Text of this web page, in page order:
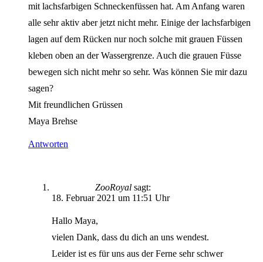
mit lachsfarbigen Schneckenfüssen hat. Am Anfang waren
alle sehr aktiv aber jetzt nicht mehr. Einige der lachsfarbigen
lagen auf dem Rücken nur noch solche mit grauen Füssen
kleben oben an der Wassergrenze. Auch die grauen Füsse
bewegen sich nicht mehr so sehr. Was können Sie mir dazu
sagen?
Mit freundlichen Grüssen
Maya Brehse
Antworten
ZooRoyal sagt:
18. Februar 2021 um 11:51 Uhr
Hallo Maya,
vielen Dank, dass du dich an uns wendest.
Leider ist es für uns aus der Ferne sehr schwer